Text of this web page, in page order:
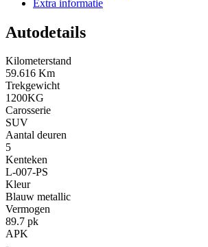
Extra informatie
Autodetails
Kilometerstand
59.616 Km
Trekgewicht
1200KG
Carosserie
SUV
Aantal deuren
5
Kenteken
L-007-PS
Kleur
Blauw metallic
Vermogen
89.7 pk
APK